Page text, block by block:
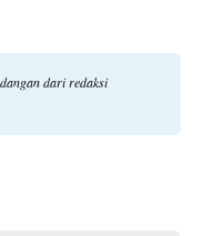
dari redaksi